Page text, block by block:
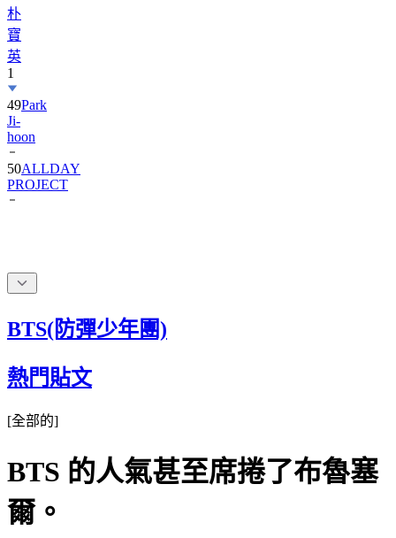
朴
寶
英
1
49Park
Ji-
hoon
50ALLDAY
PROJECT
BTS(防彈少年團)
熱門貼文
[全部的]
BTS 的人氣甚至席捲了布魯塞
爾。